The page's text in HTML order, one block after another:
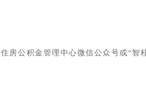
房公积金管理中心微信公众号或“智